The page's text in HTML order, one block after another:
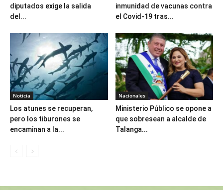
diputados exige la salida
del...
inmunidad de vacunas contra
el Covid-19 tras...
Noticia
Los atunes se recuperan,
pero los tiburones se
encaminan a la...
Nacionales
Ministerio Público se opone a
que sobresean a alcalde de
Talanga...